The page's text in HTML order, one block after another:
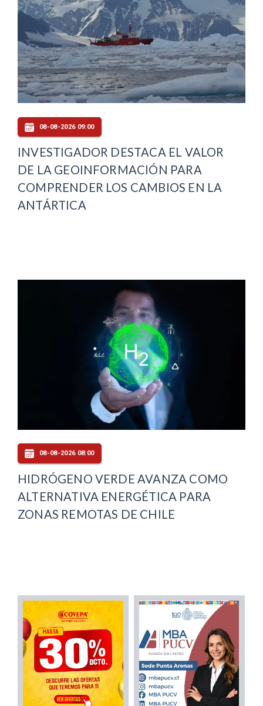
08-08-2026 09:00
INVESTIGADOR DESTACA EL VALOR
DE LA GEOINFORMACIÓN PARA
COMPRENDER LOS CAMBIOS EN LA
ANTÁRTICA
08-08-2026 08:00
HIDRÓGENO VERDE AVANZA COMO
ALTERNATIVA ENERGÉTICA PARA
ZONAS REMOTAS DE CHILE